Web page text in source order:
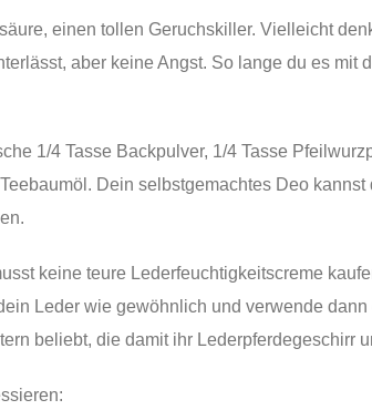
einen tollen Geruchskiller. Vielleicht
aber keine Angst. So lange du es mit
1/4 Tasse Backpulver, 1/4 Tasse
Dein selbstgemachtes Deo
keine teure Lederfeuchtigkeitscreme
Leder wie gewöhnlich und verwende
beliebt, die damit ihr Lederpferdegeschirr